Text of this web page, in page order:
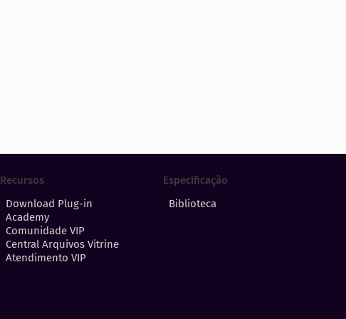
Recursos
Download Plug-in
Academy
Comunidade VIP
Central Arquivos Vitrine
Atendimento VIP
Especificação
Biblioteca